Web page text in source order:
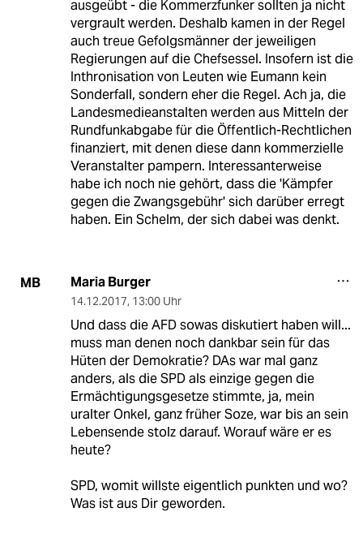
ausgeübt - die Kommerzfunker sollten ja nicht
vergrault werden. Deshalb kamen in der Regel
auch treue Gefolgsmänner der jeweiligen
Regierungen auf die Chefsessel. Insofern ist die
Inthronisation von Leuten wie Eumann kein
Sonderfall, sondern eher die Regel. Ach ja, die
Landesmedieanstalten werden aus Mitteln der
Rundfunkabgabe für die Öffentlich-Rechtlichen
finanziert, mit denen diese dann kommerzielle
Veranstalter pampern. Interessanterweise
habe ich noch nie gehört, dass die 'Kämpfer
gegen die Zwangsgebühr' sich darüber erregt
haben. Ein Schelm, der sich dabei was denkt.
MB Maria Burger
14.12.2017, 13:00 Uhr
Und dass die AFD sowas diskutiert haben will...
muss man denen noch dankbar sein für das
Hüten der Demokratie? DAs war mal ganz
anders, als die SPD als einzige gegen die
Ermächtigungsgesetze stimmte, ja, mein
uralter Onkel, ganz früher Soze, war bis an sein
Lebensende stolz darauf. Worauf wäre er es
heute?
SPD, womit willste eigentlich punkten und wo?
Was ist aus Dir geworden.